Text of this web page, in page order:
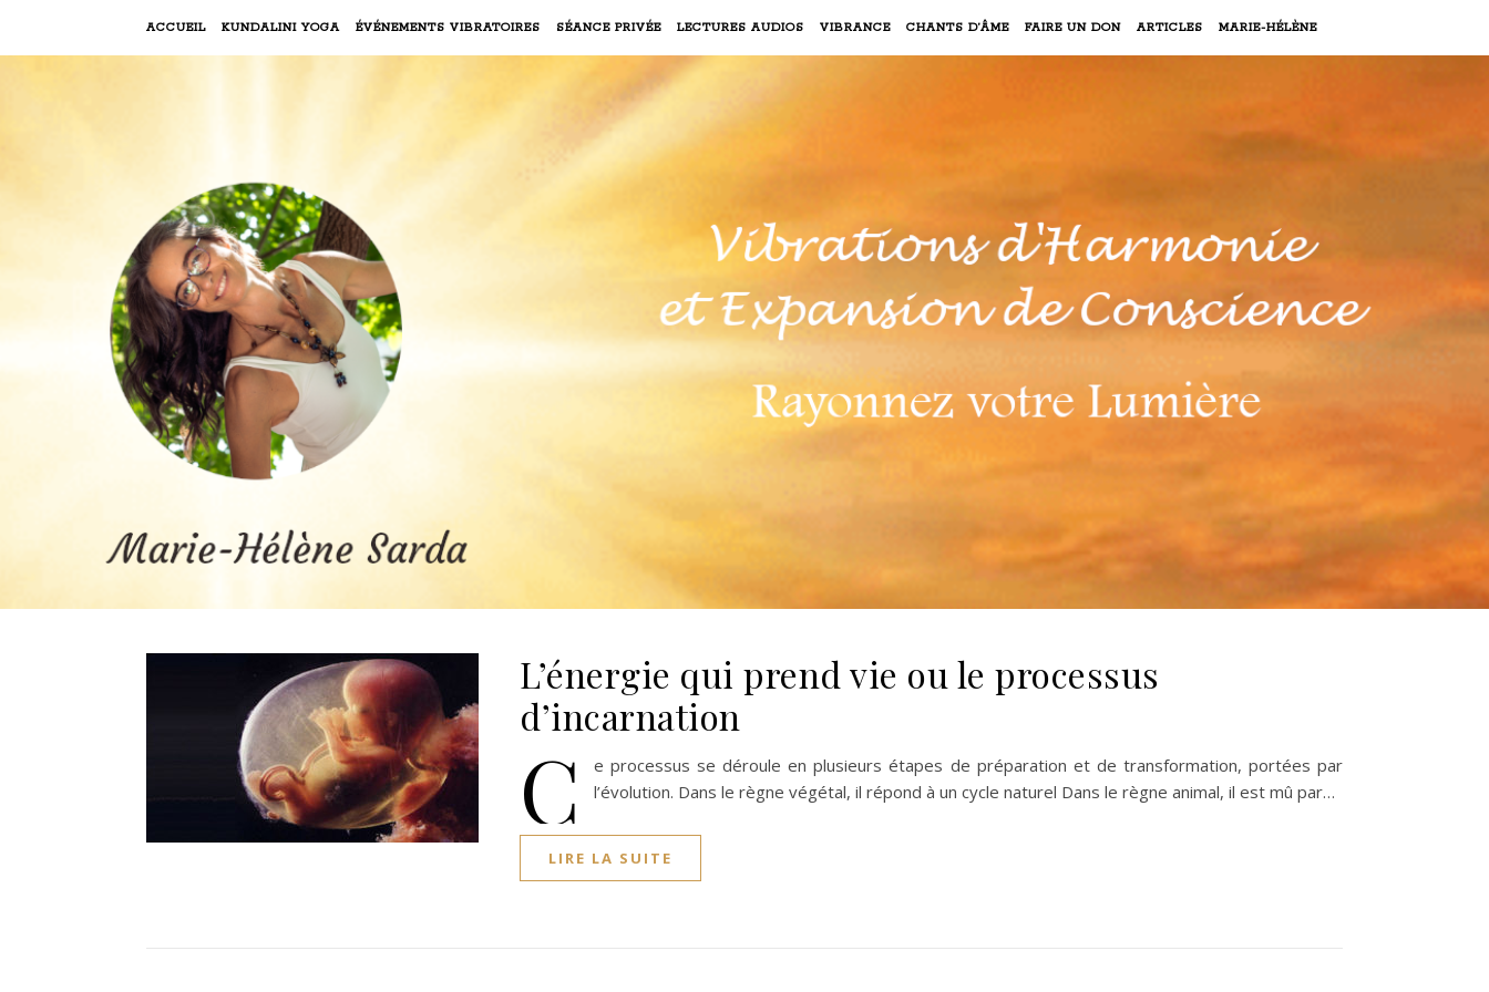
ACCUEIL KUNDALINI YOGA ÉVÉNEMENTS VIBRATOIRES SÉANCE PRIVÉE LECTURES AUDIOS VIBRANCE CHANTS D’ÂME FAIRE UN DON ARTICLES MARIE-HÉLÈNE
L’énergie qui prend vie ou le processus
d’incarnation
C
e processus se déroule en plusieurs étapes de préparation et de transformation, portées par
l’évolution. Dans le règne végétal, il répond à un cycle naturel Dans le règne animal, il est mû par…
LIRE LA SUITE